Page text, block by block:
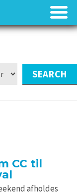
CC til
afholdes